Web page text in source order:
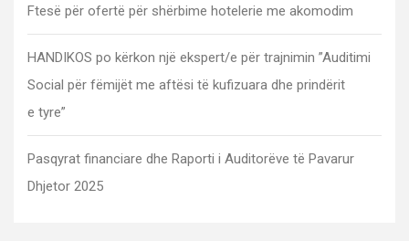
Ftesë për ofertë për shërbime hotelerie me akomodim
HANDIKOS po kërkon një ekspert/e për trajnimin ”Auditimi
Social për fëmijët me aftësi të kufizuara dhe prindërit
e tyre”
Pasqyrat financiare dhe Raporti i Auditorëve të Pavarur
Dhjetor 2025